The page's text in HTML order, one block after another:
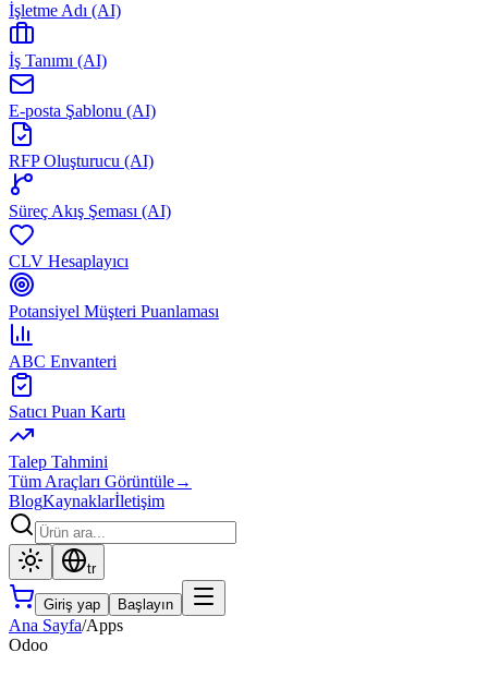
İşletme Adı (AI)
İş Tanımı (AI)
E-posta Şablonu (AI)
RFP Oluşturucu (AI)
Süreç Akış Şeması (AI)
CLV Hesaplayıcı
Potansiyel Müşteri Puanlaması
ABC Envanteri
Satıcı Puan Kartı
Talep Tahmini
Tüm Araçları Görüntüle→
BlogKaynaklarİletişim
tr
Giriş yap Başlayın
Ana Sayfa/Apps
Odoo